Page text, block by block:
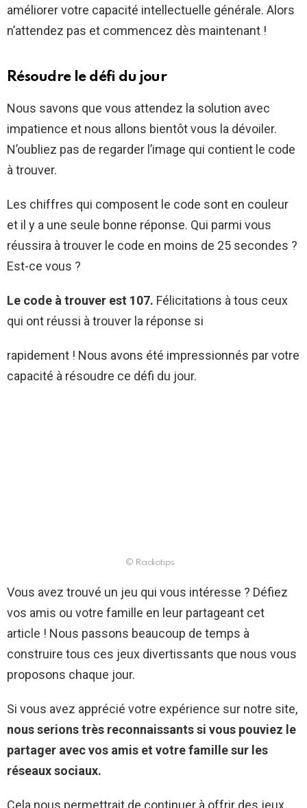
améliorer votre capacité intellectuelle générale. Alors
n’attendez pas et commencez dès maintenant !
Résoudre le défi du jour
Nous savons que vous attendez la solution avec
impatience et nous allons bientôt vous la dévoiler.
N’oubliez pas de regarder l’image qui contient le code
à trouver.
Les chiffres qui composent le code sont en couleur
et il y a une seule bonne réponse. Qui parmi vous
réussira à trouver le code en moins de 25 secondes ?
Est-ce vous ?
Le code à trouver est 107. Félicitations à tous ceux
qui ont réussi à trouver la réponse si
rapidement ! Nous avons été impressionnés par votre
capacité à résoudre ce défi du jour.
© Radiotips
Vous avez trouvé un jeu qui vous intéresse ? Défiez
vos amis ou votre famille en leur partageant cet
article ! Nous passons beaucoup de temps à
construire tous ces jeux divertissants que nous vous
proposons chaque jour.
Si vous avez apprécié votre expérience sur notre site,
nous serions très reconnaissants si vous pouviez le
partager avec vos amis et votre famille sur les
réseaux sociaux.
Cela nous permettrait de continuer à offrir des jeux